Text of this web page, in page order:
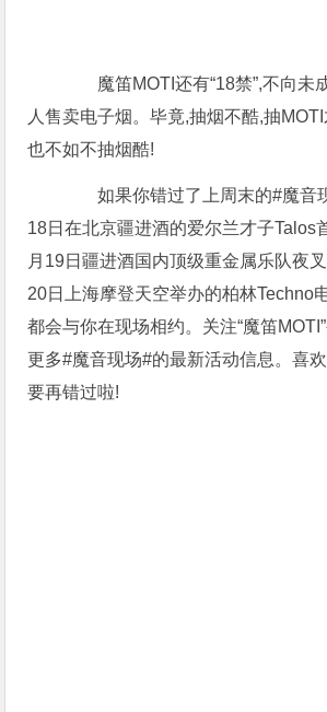
魔笛MOTI还有“18禁”,不向未
人售卖电子烟。毕竟,抽烟不酷,抽
也不如不抽烟酷!
如果你错过了上周末的#魔音
18日在北京疆进酒的爱尔兰才子Talos
月19日疆进酒国内顶级重金属乐队夜
20日上海摩登天空举办的柏林Techno
都会与你在现场相约。关注“魔笛
更多#魔音现场#的最新活动信息。喜
要再错过啦!